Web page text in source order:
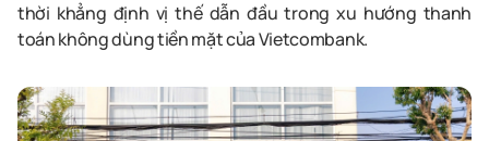
thời khẳng định vị thế dẫn đầu trong xu hướng thanh
toán không dùng tiền mặtcủa Vietcombank.